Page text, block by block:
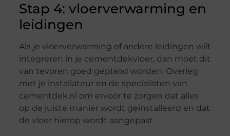
Stap 4: vloerverwarming en
leidingen
Als je vloerverwarming of andere leidingen wilt
integreren in je cementdekvloer, dan moet dit
van tevoren goed gepland worden. Overleg
met je installateur en de specialisten van
cementdek.nl om ervoor te zorgen dat alles
op de juiste manier wordt geïnstalleerd en dat
de vloer hierop wordt aangepast.